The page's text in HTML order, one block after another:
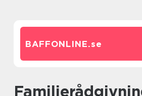
BAFFONLINE.se
familjerådgivning